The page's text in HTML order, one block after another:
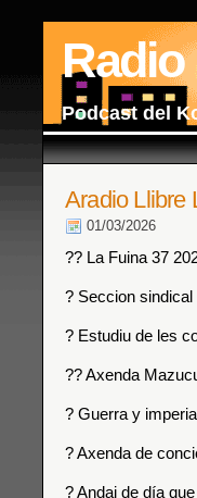
Radio
Podcast del
Aradio Llibre
01/03/2026
?? La Fuina 37
? Seccion
? Estudiu de les
?? Axenda
? Guerra y
? Axenda de
? Andai de día